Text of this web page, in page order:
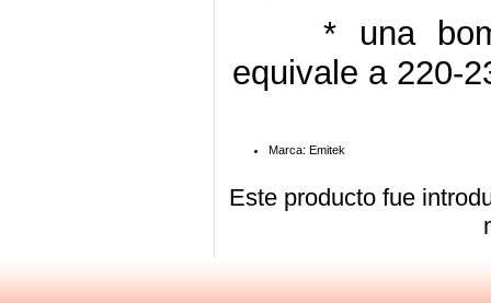
* una
equivale a 220-
Marca: Emitek
Este producto fue